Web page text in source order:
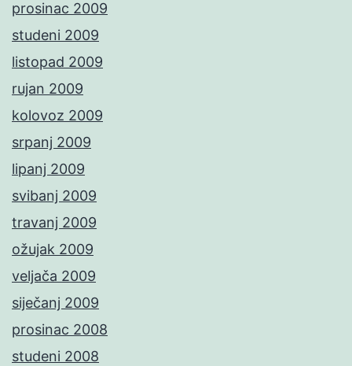
prosinac 2009
studeni 2009
listopad 2009
rujan 2009
kolovoz 2009
srpanj 2009
lipanj 2009
svibanj 2009
travanj 2009
ožujak 2009
veljača 2009
siječanj 2009
prosinac 2008
studeni 2008